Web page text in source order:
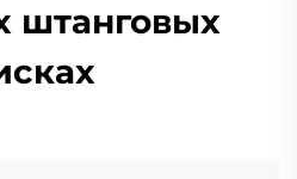
штанговых